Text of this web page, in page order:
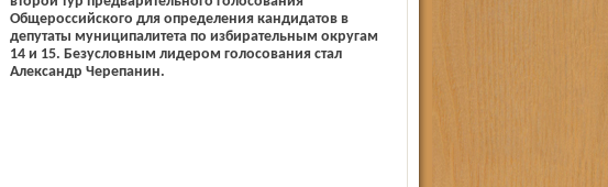
Общероссийского для определения кандидатов в
депутаты муниципалитета по избирательным округам
14 и 15. Безусловным лидером голосования стал
Александр Черепанин.